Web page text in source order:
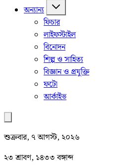
অন্যান্য
ফিচার
লাইফস্টাইল
বিনোদন
শিল্প ও সাহিত্য
বিজ্ঞান ও প্রযুক্তি
ফটো
আর্কাইভ
শুক্রবার, ৭ আগস্ট, ২০২৬
২৩ শ্রাবণ, ১৪৩৩ বঙ্গাব্দ